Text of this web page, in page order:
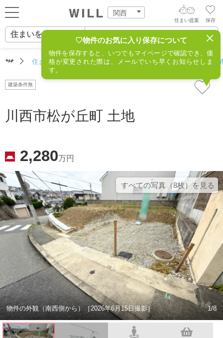
関西
ログイン
新規会員登録
住まいを売る
住まいをつくる
町を知る
店舗案内
スタッフ紹介
会社案内
保存
住まい提案
住まいをさがす
住まいをさがす
自宅の相場をみる
住まい事例をさが
営業所をさがす
スタッフをさがす
AIウィルくんの提案
AI住まい提案を受ける
不動産エージェントの提案
相場データを依頼する
住まいをさがす（関西） 住所からさがす 不動産(川西
♡物件のお気に入り保存について
物件を保存すると、いつでもマイページで確認でき、価
格が変更された際は、メールでいち早くお知らせしま
す。
建築条件無
川西市松が丘町 土地
2,280万円
すべての写真（8枚）を⾒る
物件の外観（南西側から）［2026年6月15日撮影］ 1/8